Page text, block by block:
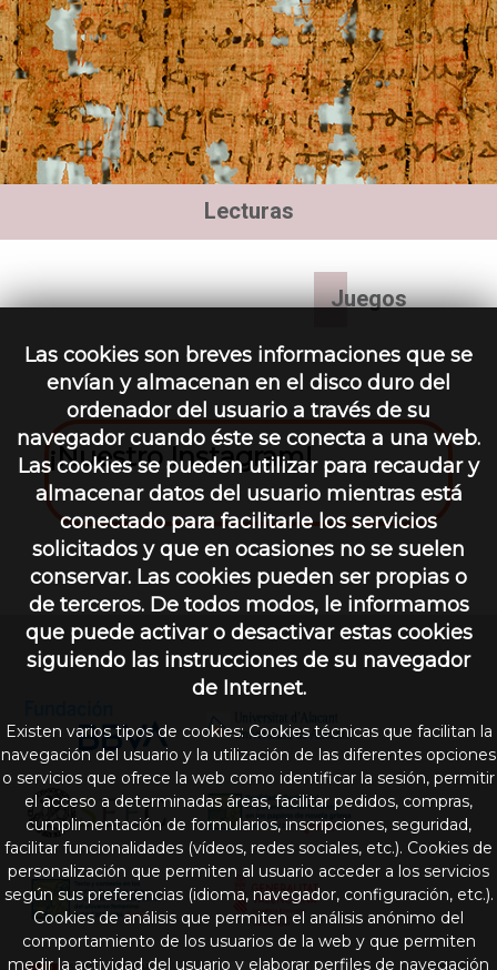
Lecturas
Juegos
¡Nuestro Instagram!
Las cookies son breves informaciones que se
envían y almacenan en el disco duro del
ordenador del usuario a través de su
navegador cuando éste se conecta a una web.
Las cookies se pueden utilizar para recaudar y
almacenar datos del usuario mientras está
conectado para facilitarle los servicios
solicitados y que en ocasiones no se suelen
conservar. Las cookies pueden ser propias o
de terceros. De todos modos, le informamos
que puede activar o desactivar estas cookies
siguiendo las instrucciones de su navegador
de Internet.
Existen varios tipos de cookies: Cookies técnicas que facilitan la
navegación del usuario y la utilización de las diferentes opciones
o servicios que ofrece la web como identificar la sesión, permitir
el acceso a determinadas áreas, facilitar pedidos, compras,
cumplimentación de formularios, inscripciones, seguridad,
facilitar funcionalidades (vídeos, redes sociales, etc.). Cookies de
personalización que permiten al usuario acceder a los servicios
según sus preferencias (idioma, navegador, configuración, etc.).
Cookies de análisis que permiten el análisis anónimo del
comportamiento de los usuarios de la web y que permiten
medir la actividad del usuario y elaborar perfiles de navegación